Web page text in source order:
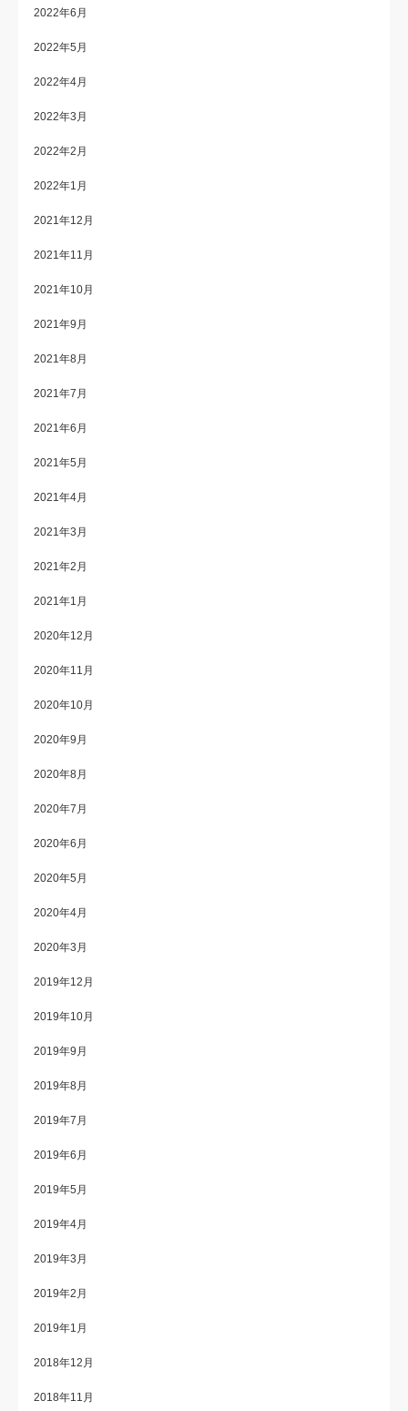
2022年6月
2022年5月
2022年4月
2022年3月
2022年2月
2022年1月
2021年12月
2021年11月
2021年10月
2021年9月
2021年8月
2021年7月
2021年6月
2021年5月
2021年4月
2021年3月
2021年2月
2021年1月
2020年12月
2020年11月
2020年10月
2020年9月
2020年8月
2020年7月
2020年6月
2020年5月
2020年4月
2020年3月
2019年12月
2019年10月
2019年9月
2019年8月
2019年7月
2019年6月
2019年5月
2019年4月
2019年3月
2019年2月
2019年1月
2018年12月
2018年11月